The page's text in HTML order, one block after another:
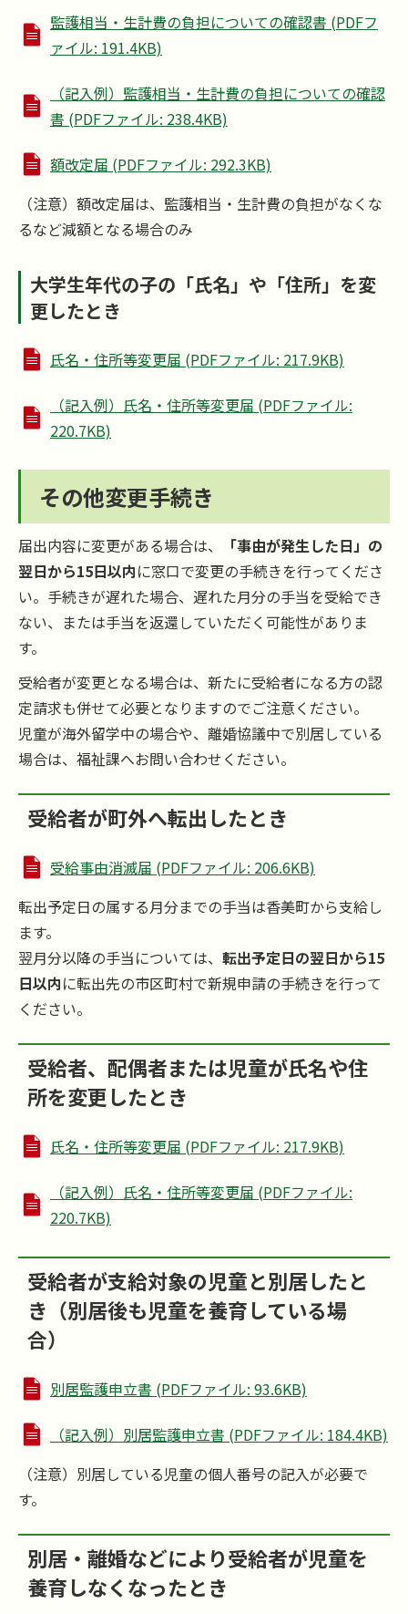
監護相当・生計費の負担についての確認書 (PDFフ
ァイル: 191.4KB)
（記入例）監護相当・生計費の負担についての確認
書 (PDFファイル: 238.4KB)
額改定届 (PDFファイル: 292.3KB)
（注意）額改定届は、監護相当・生計費の負担がなくな
るなど減額となる場合のみ
大学生年代の子の「氏名」や「住所」を変
更したとき
氏名・住所等変更届 (PDFファイル: 217.9KB)
（記入例）氏名・住所等変更届 (PDFファイル:
220.7KB)
その他変更手続き
届出内容に変更がある場合は、
「事由が発生した日」の
翌日から15日以内に窓口で変更の手続きを行ってくださ
い。手続きが遅れた場合、遅れた月分の手当を受給でき
ない、または手当を返還していただく可能性がありま
す。
受給者が変更となる場合は、新たに受給者になる方の認
定請求も併せて必要となりますのでご注意ください。
児童が海外留学中の場合や、離婚協議中で別居している
場合は、福祉課へお問い合わせください。
受給者が町外へ転出したとき
受給事由消滅届 (PDFファイル: 206.6KB)
転出予定日の属する月分までの手当は香美町から支給し
ます。
翌月分以降の手当については、 転出予定日の翌日から15
日以内に転出先の市区町村で新規申請の手続きを行って
ください。
受給者、配偶者または児童が氏名や住
所を変更したとき
氏名・住所等変更届 (PDFファイル: 217.9KB)
（記入例）氏名・住所等変更届 (PDFファイル:
220.7KB)
受給者が支給対象の児童と別居したと
き（別居後も児童を養育している場
合）
別居監護申立書 (PDFファイル: 93.6KB)
（記入例）別居監護申立書 (PDFファイル: 184.4KB)
（注意）別居している児童の個人番号の記入が必要で
す。
別居・離婚などにより受給者が児童を
養育しなくなったとき